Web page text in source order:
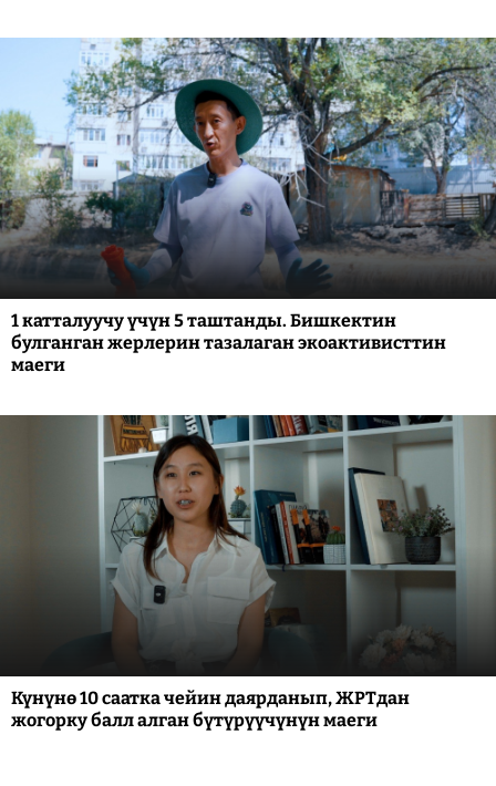
1 катталуучу үчүн 5 таштанды. Бишкектин
булганган жерлерин тазалаган экоактивисттин
маеги
Күнүнө 10 саатка чейин даярданып, ЖРТдан
жогорку балл алган бүтүрүүчүнүн маеги